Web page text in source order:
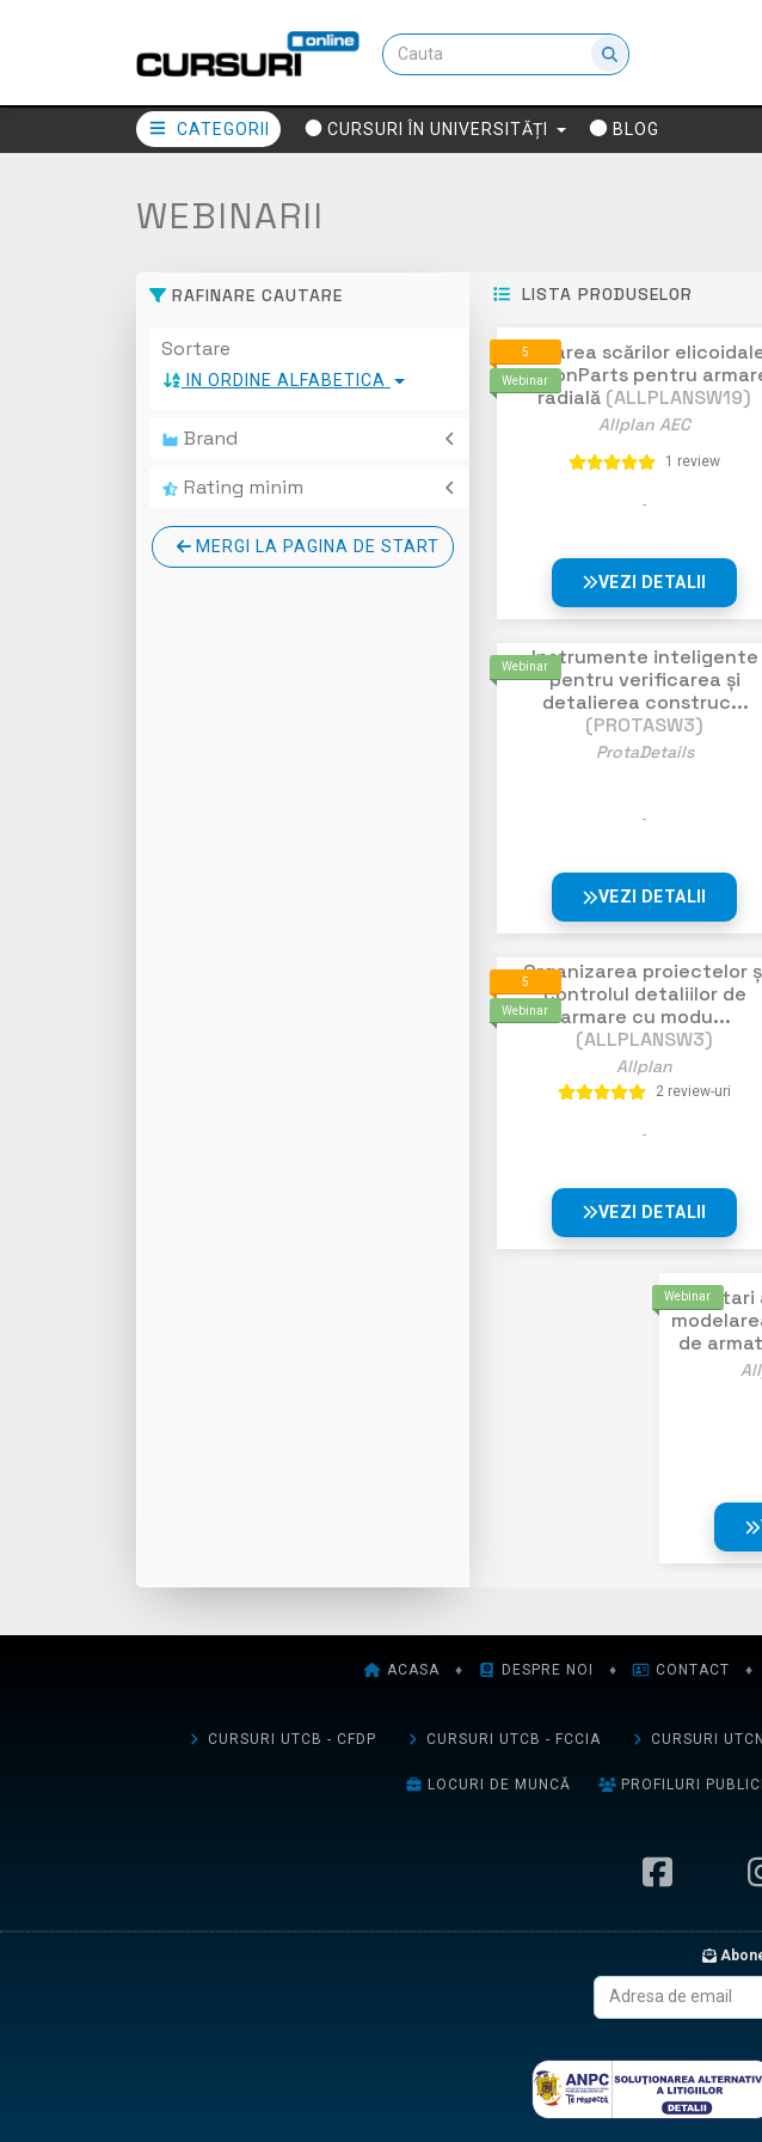
CATEGORII CURSURI ÎN UNIVERSITĂȚI BLOG
WEBINARII
RAFINARE CAUTARE
Sortare
IN ORDINE ALFABETICA
Brand
Rating minim
MERGI LA PAGINA DE START
LISTA PRODUSELOR
5
Webinar
Armarea scărilor
PythonParts pentru
radială (ALLPLANSW19)
Allplan AEC
1 review
VEZI DETALII
WebinarInstrumente inteligente
pentru verificarea și
detalierea construc...
(PROTASW3)
ProtaDetails
VEZI DETALII
5
Webinar
Organizarea proiectelor
controlul detaliilor de
armare cu modu...
(ALLPLANSW3)
Allplan
2 review-uri
VEZI DETALII
WebinarSetari
de
ACASA ♦ DESPRE NOI ♦ CONTACT ♦
CURSURI UTCB - CFDP CURSURI UTCB - FCCIA CURSURI UTCN
LOCURI DE MUNCĂ PROFILURI